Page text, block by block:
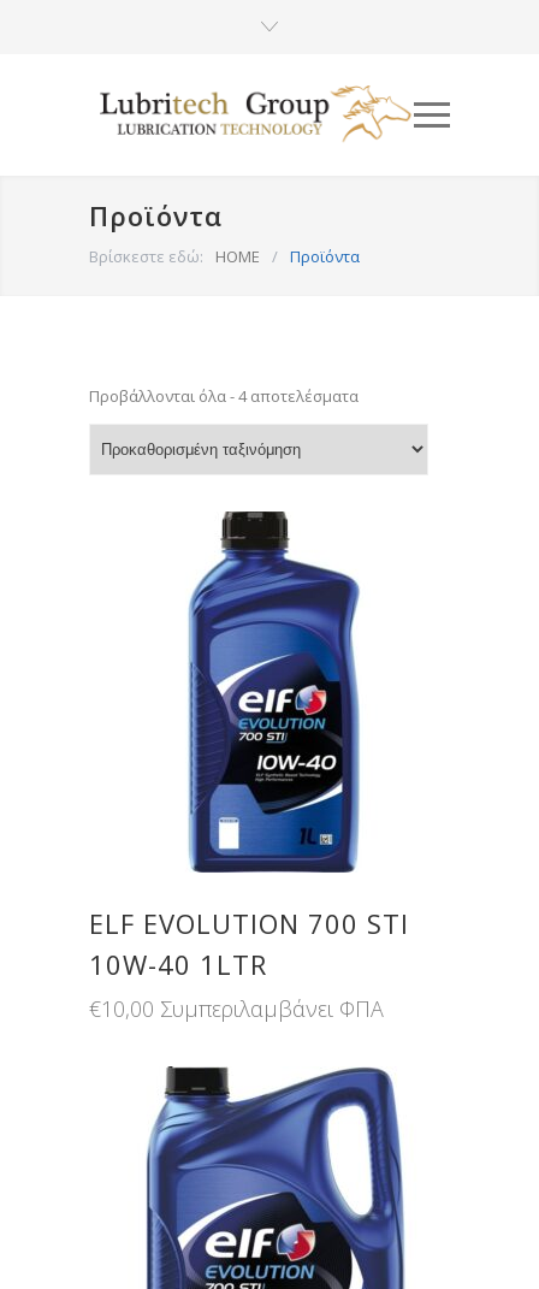
Προϊόντα
Βρίσκεστε εδώ: HOME / Προϊόντα
Προβάλλονται όλα - 4 αποτελέσματα
ELF EVOLUTION 700 STI
10W-40 1LTR
€10,00 Συμπεριλαμβάνει ΦΠΑ